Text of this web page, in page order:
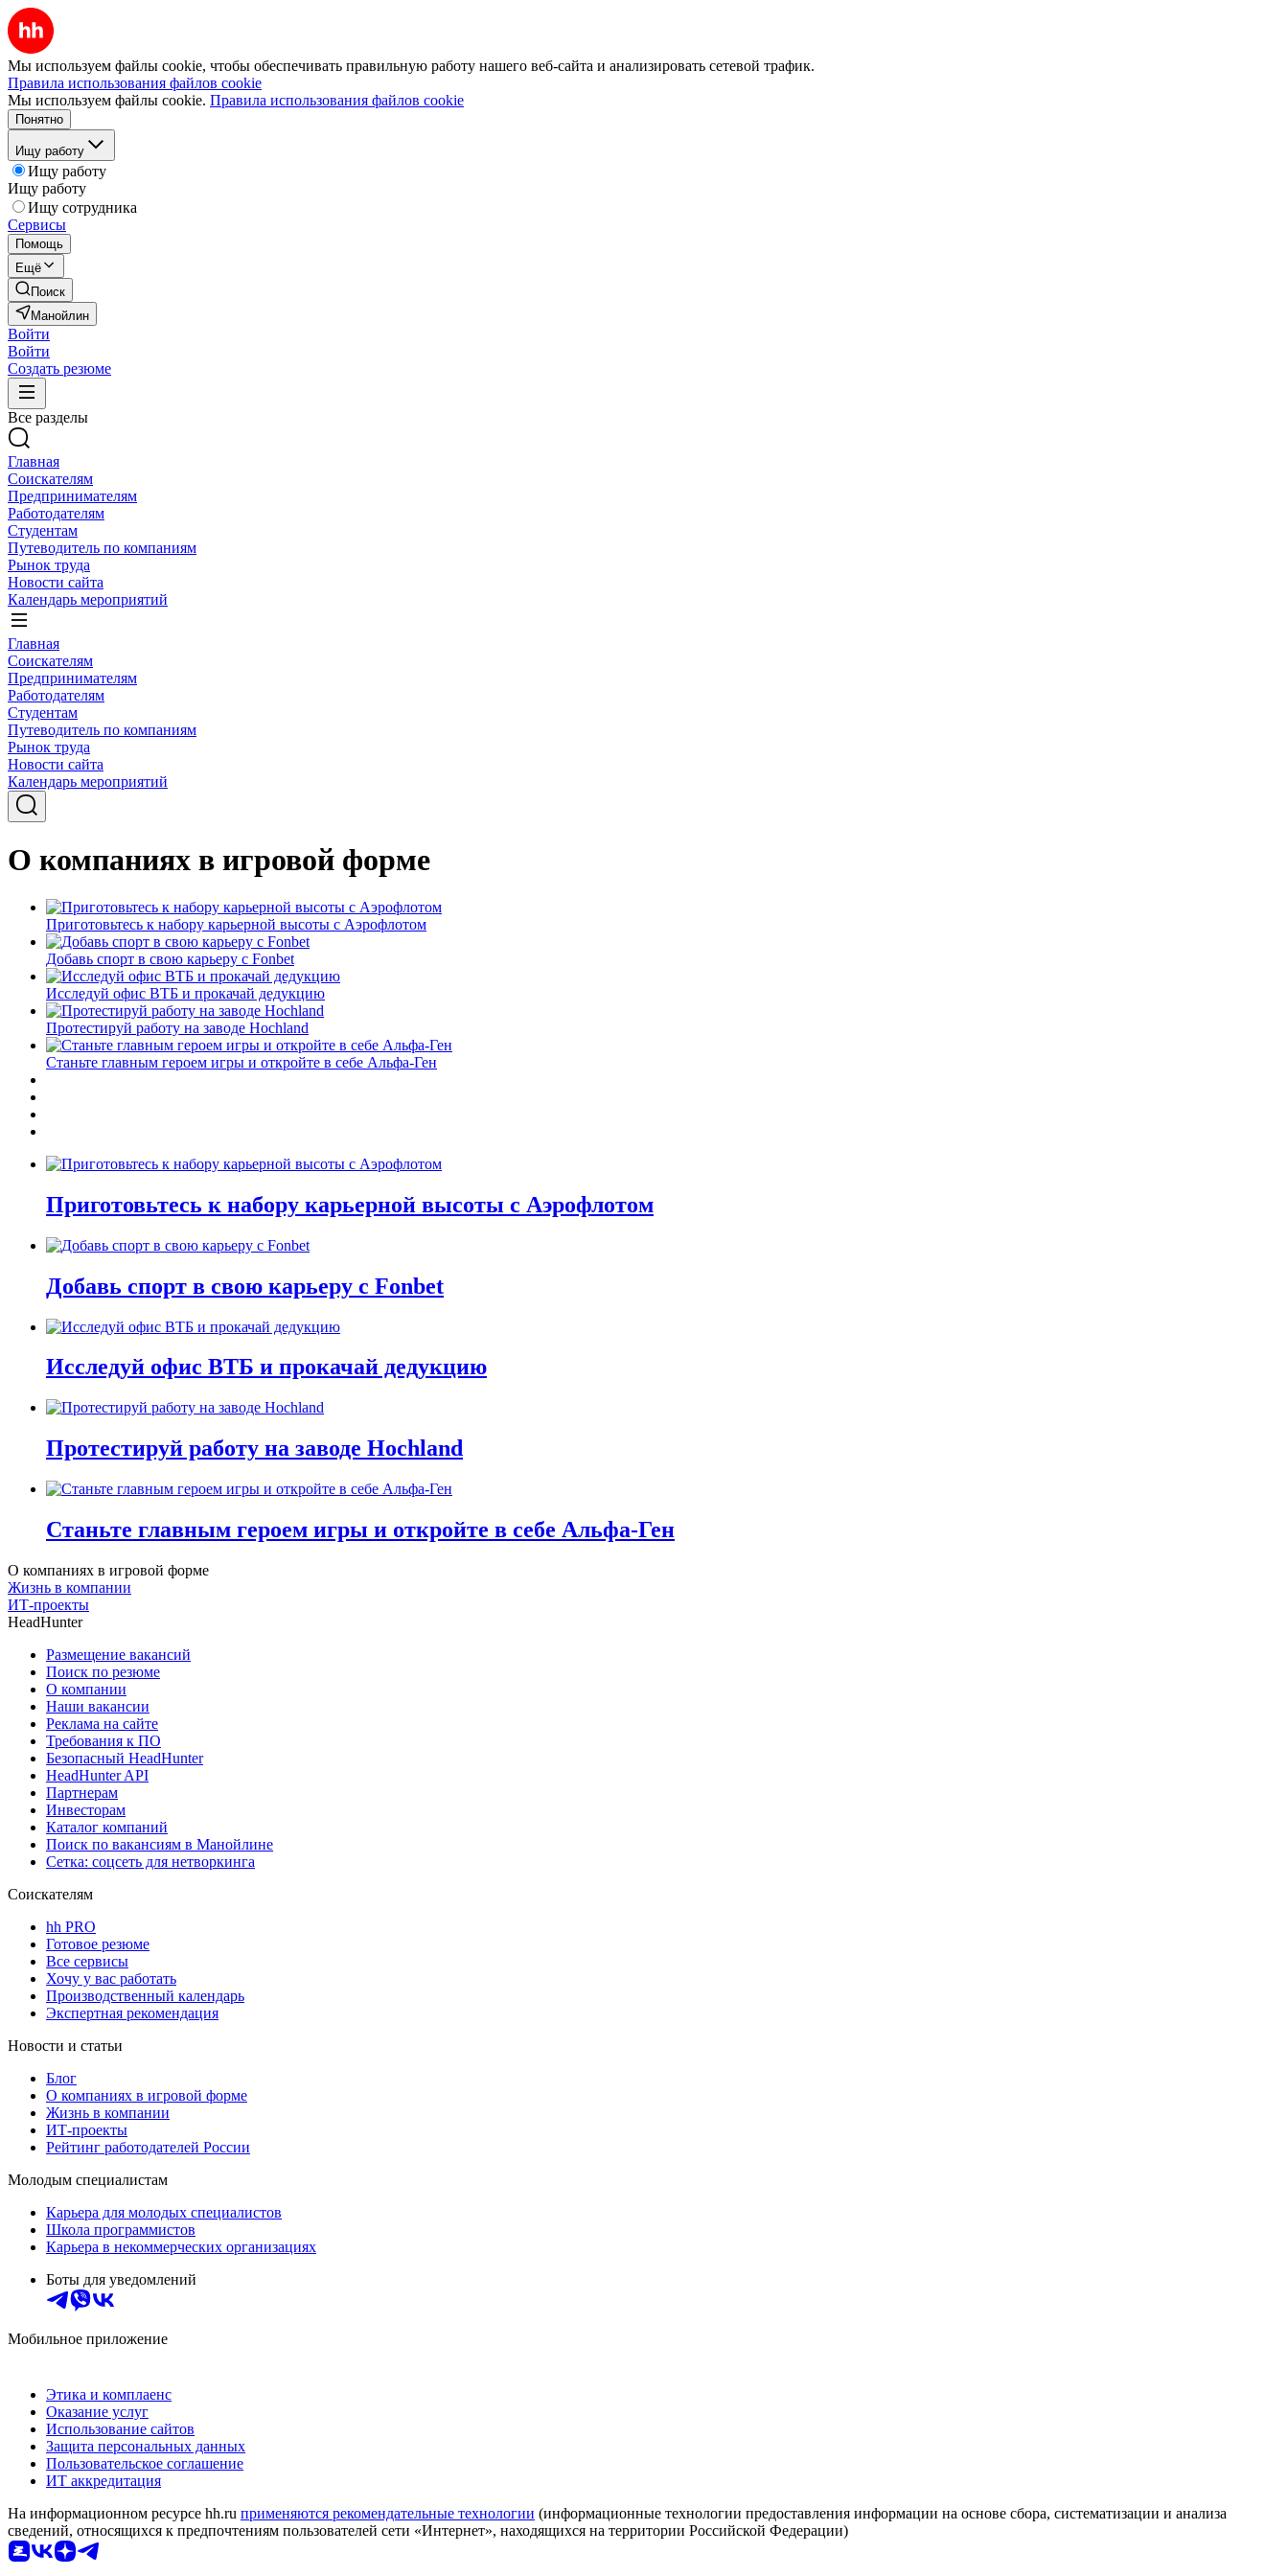
Мы используем файлы cookie, чтобы обеспечивать правильную работу нашего веб-сайта и анализировать сетевой трафик.
Правила использования файлов cookie
Мы используем файлы cookie. Правила использования файлов cookie
Понятно
Ищу работу
Ищу работу
Ищу работу
Ищу сотрудника
Сервисы
Помощь
Ещё
Поиск
Манойлин
Войти
Войти
Создать резюме
Все разделы
Главная
Соискателям
Предпринимателям
Работодателям
Студентам
Путеводитель по компаниям
Рынок труда
Новости сайта
Календарь мероприятий
Главная
Соискателям
Предпринимателям
Работодателям
Студентам
Путеводитель по компаниям
Рынок труда
Новости сайта
Календарь мероприятий
О компаниях в игровой форме
Приготовьтесь к набору карьерной высоты с Аэрофлотом
Добавь спорт в свою карьеру с Fonbet
Исследуй офис ВТБ и прокачай дедукцию
Протестируй работу на заводе Hochland
Станьте главным героем игры и откройте в себе Альфа-Ген
Приготовьтесь к набору карьерной высоты с Аэрофлотом
Добавь спорт в свою карьеру с Fonbet
Исследуй офис ВТБ и прокачай дедукцию
Протестируй работу на заводе Hochland
Станьте главным героем игры и откройте в себе Альфа-Ген
О компаниях в игровой форме
Жизнь в компании
ИТ-проекты
HeadHunter
Размещение вакансий
Поиск по резюме
О компании
Наши вакансии
Реклама на сайте
Требования к ПО
Безопасный HeadHunter
HeadHunter API
Партнерам
Инвесторам
Каталог компаний
Поиск по вакансиям в Манойлине
Сетка: соцсеть для нетворкинга
Соискателям
hh PRO
Готовое резюме
Все сервисы
Хочу у вас работать
Производственный календарь
Экспертная рекомендация
Новости и статьи
Блог
О компаниях в игровой форме
Жизнь в компании
ИТ-проекты
Рейтинг работодателей России
Молодым специалистам
Карьера для молодых специалистов
Школа программистов
Карьера в некоммерческих организациях
Боты для уведомлений
Мобильное приложение
Этика и комплаенс
Оказание услуг
Использование сайтов
Защита персональных данных
Пользовательское соглашение
ИТ аккредитация
На информационном ресурсе hh.ru применяются рекомендательные технологии (информационные технологии предоставления информации на основе сбора, систематизации и анализа
сведений, относящихся к предпочтениям пользователей сети «Интернет», находящихся на территории Российской Федерации)